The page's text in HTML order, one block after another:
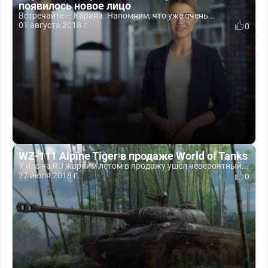
появилось новое лицо
Встречайте — Карина. Напомним, что уже очень...
01 августа 2018 г.
0
WZ-111 Alpine Tiger в продаже World of Tanks
У нас на RU жарким летом в продажу ушёл невероятный...
27 июля 2018 г.
0